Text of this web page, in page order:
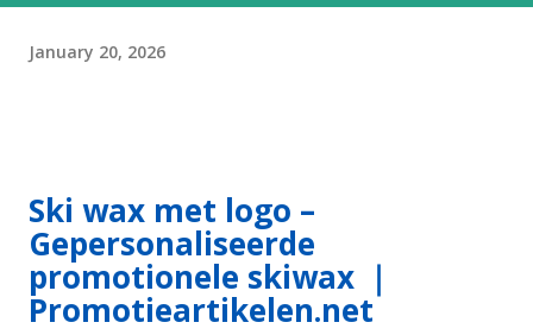
January 20, 2026
Ski wax met logo –
Gepersonaliseerde
promotionele skiwax ｜
Promotieartikelen.net